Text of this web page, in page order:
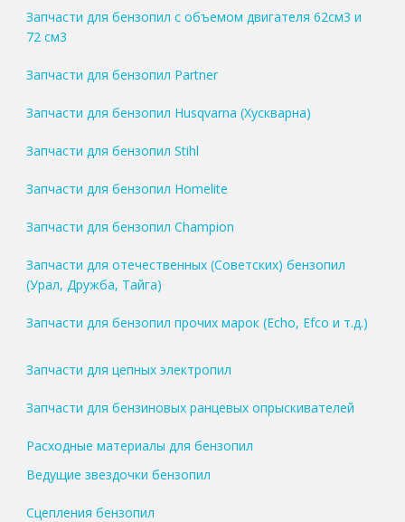
Запчасти для бензопил с объемом двигателя 62см3 и
72 см3
Запчасти для бензопил Partner
Запчасти для бензопил Husqvarna (Хускварна)
Запчасти для бензопил Stihl
Запчасти для бензопил Homelite
Запчасти для бензопил Champion
Запчасти для отечественных (Советских) бензопил
(Урал, Дружба, Тайга)
Запчасти для бензопил прочих марок (Echo, Efco и т.д.)
Запчасти для цепных электропил
Запчасти для бензиновых ранцевых опрыскивателей
Расходные материалы для бензопил
Ведущие звездочки бензопил
Сцепления бензопил